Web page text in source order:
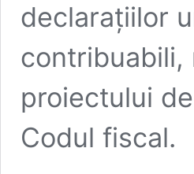
declaraţiilor
contribuabili,
proiectului
Codul fiscal.